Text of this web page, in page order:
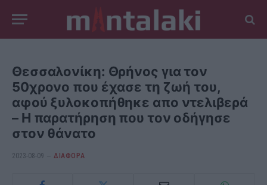
Θεσσαλονίκη: Θρήνος για τον
50χρονο που έχασε τη ζωή του,
αφού ξυλοκοπήθηκε απο ντελιβερά
– Η παρατήρηση που τον οδήγησε
στον θάνατο
2023-08-09 ΔΙΆΦΟΡΑ